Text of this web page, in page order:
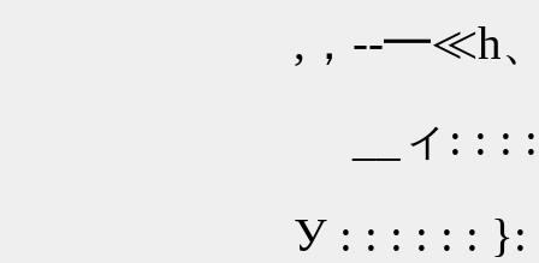
,，--━≪h、: :
__ィ: : : : : : : :
У : : : : : : }: : : :